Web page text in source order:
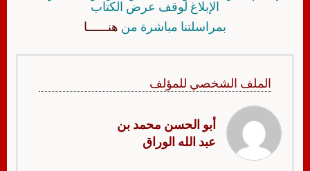
الإبلاغ لوقف عرض الكتاب
بمراسلتنا مباشرة من هنــــــا
الملف الشخصي للمؤلف
أبو الحسن محمد بن
عبد الله الوراق